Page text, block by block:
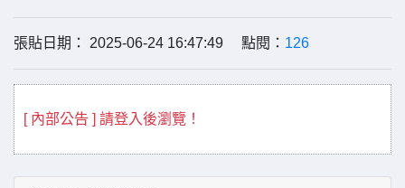
張貼日期： 2025-06-24 16:47:49 點閱： 126
[ 內部公告 ] 請登入後瀏覽！